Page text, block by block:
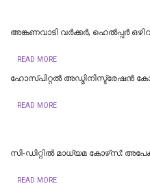
അങ്കണവാടി വര്‍ക്കര്‍, ഹെല്‍പ്പര്‍
READ MORE
ഹോസ്പിറ്റൽ അഡ്മിനിസ്ട്രേഷൻ
READ MORE
സി-ഡിറ്റില്‍ മാധ്യമ കോഴ്‌സ്:
READ MORE